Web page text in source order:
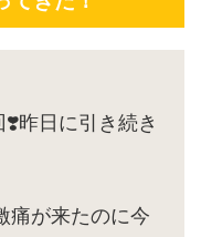
昨日に引き続き
痛が来たのに今